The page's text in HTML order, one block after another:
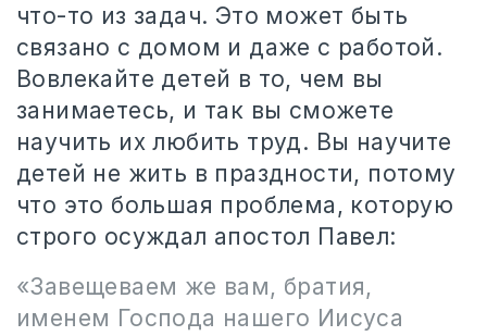
что-то из задач. Это может быть
связано с домом и даже с работой.
Вовлекайте детей в то, чем вы
занимаетесь, и так вы сможете
научить их любить труд. Вы научите
детей не жить в праздности, потому
что это большая проблема, которую
строго осуждал апостол Павел:
«Завещеваем же вам, братия,
именем Господа нашего Иисуса